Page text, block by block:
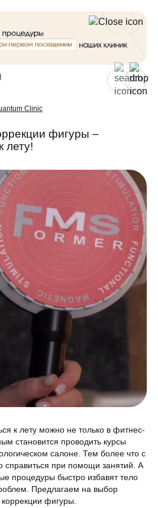
Для мужчин
Clinic
фигуры –
лету!
к лету можно не только в фитнес-
становится проводить курсы
салоне. Тем более что с
справиться при помощи занятий. А
процедуры быстро избавят тело
Предлагаем на выбор
фигуры.